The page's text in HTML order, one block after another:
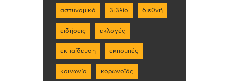
αστυνομικά βιβλίο διεθνή
ειδήσεις εκλογές
εκπαίδευση εκπομπές
κοινωνία κορωνοϊός